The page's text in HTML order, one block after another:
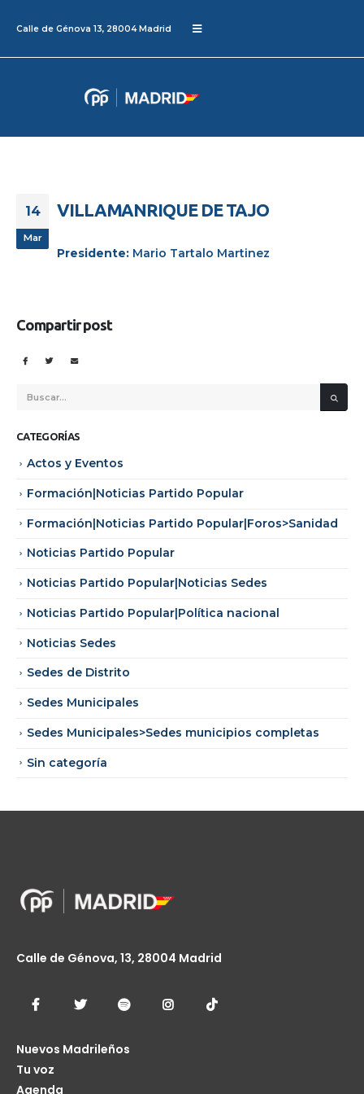
Calle de Génova 13, 28004 Madrid
14
Mar
VILLAMANRIQUE DE TAJO
Presidente: Mario Tartalo Martinez
Compartir post
CATEGORÍAS
Actos y Eventos
Formación|Noticias Partido Popular
Formación|Noticias Partido Popular|Foros>Sanidad
Noticias Partido Popular
Noticias Partido Popular|Noticias Sedes
Noticias Partido Popular|Política nacional
Noticias Sedes
Sedes de Distrito
Sedes Municipales
Sedes Municipales>Sedes municipios completas
Sin categoría
Calle de Génova, 13, 28004 Madrid
Nuevos Madrileños
Tu voz
Agenda